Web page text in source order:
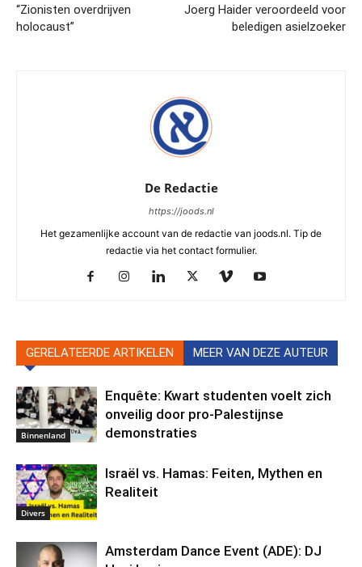
“Zionisten overdrijven
holocaust”
Joerg Haider veroordeeld voor
beledigen asielzoeker
De Redactie
https://joods.nl
Het gezamenlijke account van de redactie van joods.nl. Tip de
redactie via het contact formulier.
GERELATEERDE ARTIKELEN MEER VAN DEZE AUTEUR
Binnenland
Enquête: Kwart studenten voelt zich
onveilig door pro-Palestijnse
demonstraties
Divers
Israël vs. Hamas: Feiten, Mythen en
Realiteit
Amsterdam Dance Event (ADE): DJ